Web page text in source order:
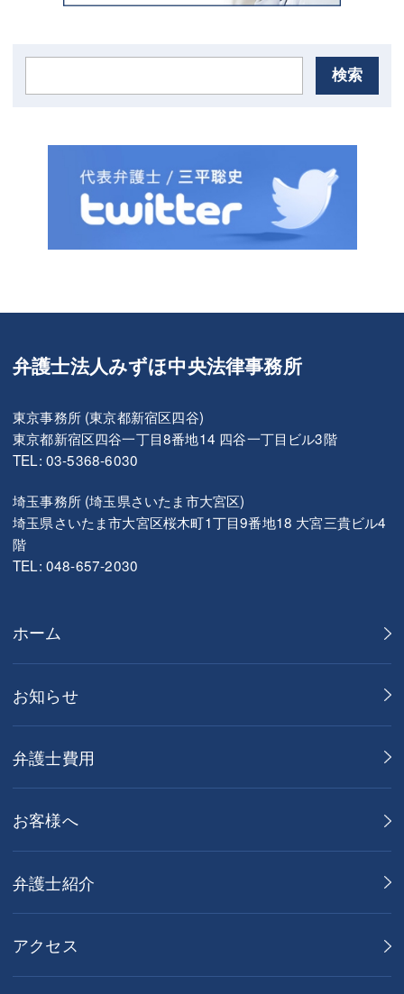
検索
弁護士法人みずほ中央法律事務所
東京事務所 (東京都新宿区四谷)
東京都新宿区四谷一丁目8番地14 四谷一丁目ビル3階
TEL: 03-5368-6030
埼玉事務所 (埼玉県さいたま市大宮区)
埼玉県さいたま市大宮区桜木町1丁目9番地18 大宮三貴ビル4
階
TEL: 048-657-2030
ホーム
お知らせ
弁護士費用
お客様へ
弁護士紹介
アクセス